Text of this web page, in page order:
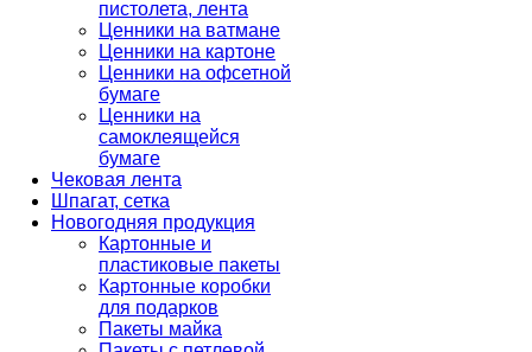
пистолета, лента
Ценники на ватмане
Ценники на картоне
Ценники на офсетной
бумаге
Ценники на
самоклеящейся
бумаге
Чековая лента
Шпагат, сетка
Новогодняя продукция
Картонные и
пластиковые пакеты
Картонные коробки
для подарков
Пакеты майка